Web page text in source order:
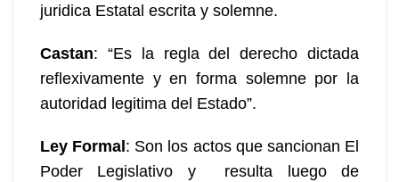
juridica Estatal escrita y solemne.
Castan: “Es la regla del derecho dictada
reflexivamente y en forma solemne por la
autoridad legitima del Estado”.
Ley Formal: Son los actos que sancionan El
Poder Legislativo y resulta luego de